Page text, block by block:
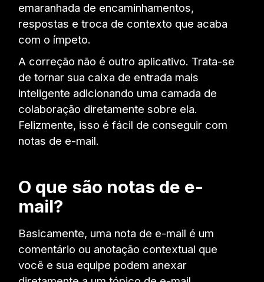
emaranhada de encaminhamentos,
respostas e troca de contexto que acaba
com o ímpeto.
A correção não é outro aplicativo. Trata-se
de tornar sua caixa de entrada mais
inteligente adicionando uma camada de
colaboração diretamente sobre ela.
Felizmente, isso é fácil de conseguir com
notas de e-mail.
O que são notas de e-
mail?
Basicamente, uma nota de e-mail é um
comentário ou anotação contextual que
você e sua equipe podem anexar